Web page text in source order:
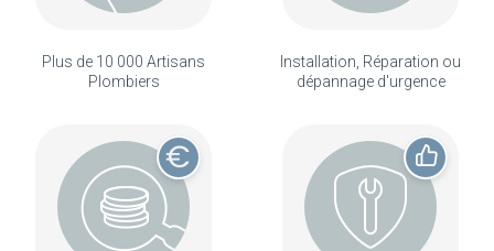
Plus de 10 000 Artisans
Plombiers
Installation, Réparation ou
dépannage d'urgence